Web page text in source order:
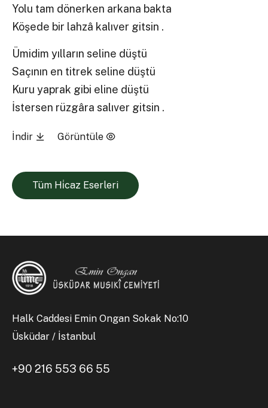
Yolu tam dönerken arkana bakta
Köşede bir lahzâ kalıver gitsin .
Ümidim yılların seline düştü
Saçının en titrek seline düştü
Kuru yaprak gibi eline düştü
İstersen rüzgâra salıver gitsin .
İndir Görüntüle
Tüm Hi̇caz Eserleri
Halk Caddesi Emin Ongan Sokak No:10
Üsküdar / İstanbul
+90 216 553 66 55